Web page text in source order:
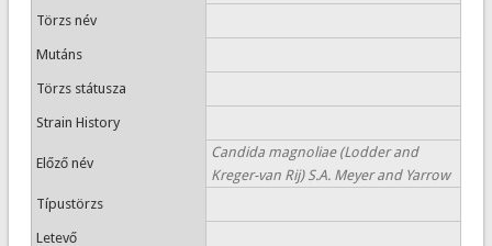
Törzs név
Mutáns
Törzs státusza
Strain History
Előző név
Candida magnoliae (Lodder and
Kreger-van Rij) S.A. Meyer and Yarrow
Típustörzs
Letevő